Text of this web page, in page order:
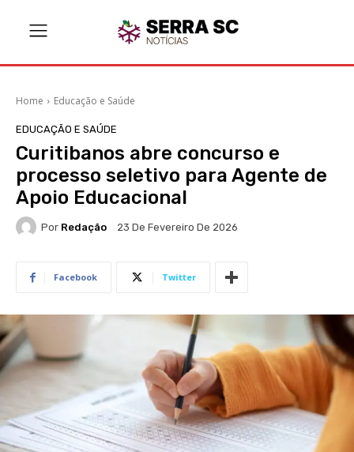
Home Educação e Saúde
EDUCAÇÃO E SAÚDE
Curitibanos abre concurso e
processo seletivo para Agente de
Apoio Educacional
Por Redação 23 De Fevereiro De 2026
Facebook Twitter